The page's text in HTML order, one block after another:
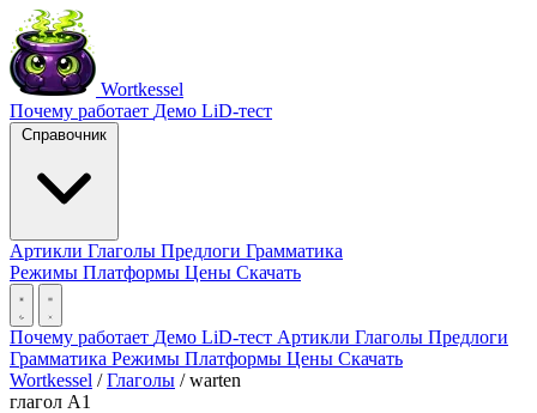
Wortkessel
Почему работает Демо LiD-тест
Справочник
Артикли Глаголы Предлоги Грамматика
Режимы Платформы Цены Скачать
Почему работает Демо LiD-тест Артикли Глаголы Предлоги
Грамматика Режимы Платформы Цены Скачать
Wortkessel / Глаголы / warten
глагол A1